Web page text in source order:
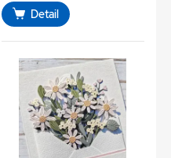
Detail